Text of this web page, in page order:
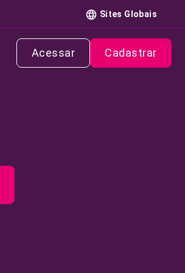
Sites Globais
Acessar Cadastrar